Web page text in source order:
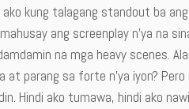
kung talagang standout ba
ang screenplay n’ya na
na mga heavy scenes.
at parang sa forte n’ya iyon?
Hindi ako tumawa, hindi ako